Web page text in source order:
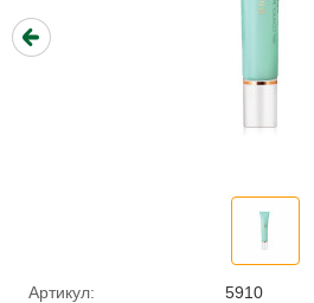
Артикул:
5910